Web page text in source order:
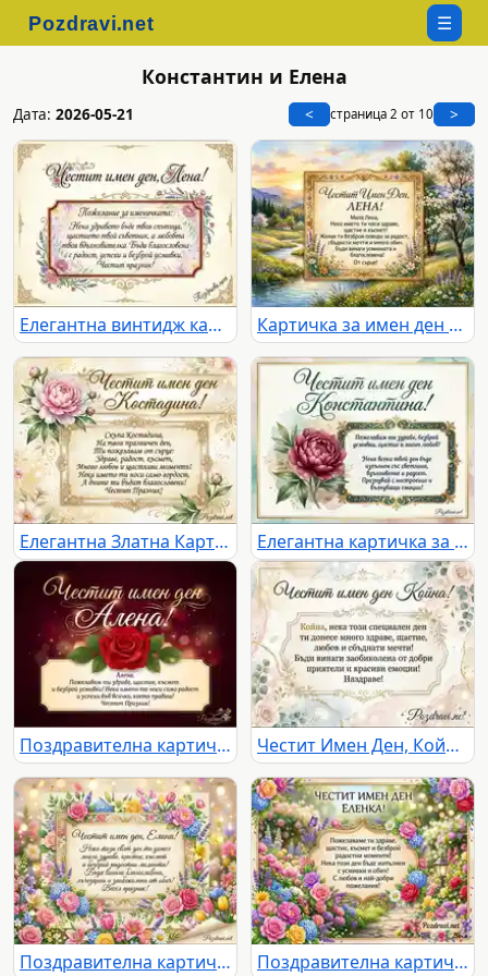
☰
Константин и Елена
Дата: 2026-05-21 < страница 2 от 10 >
Елегантна винтидж картичка за имен ден на Лена Картичка за имен ден на Лена с пролетен пейзаж
Елегантна Златна Картичка: Честит Имен Ден Костадина! Елегантна картичка за имен ден на Константина с божур
Поздравителна картичка за имен ден на Алена с роза Честит Имен Ден, Койна! - Елегантна Поздравителна Картичка
Поздравителна картичка за имен ден на Елина Поздравителна картичка за имен ден на Еленка